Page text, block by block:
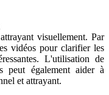
visuellement. Par
vidéos pour clarifier les
L'utilisation de
peut également aider à
et attrayant.